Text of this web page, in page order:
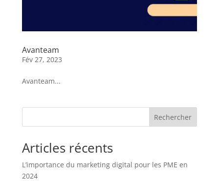
Avanteam
Fév 27, 2023
Avanteam...
Rechercher
Articles récents
L’importance du marketing digital pour les PME en
2024